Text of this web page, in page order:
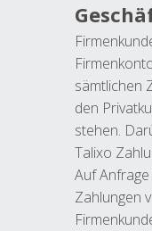
sämtlichen
den
stehen.
Talixo
Auf
Zahlungen